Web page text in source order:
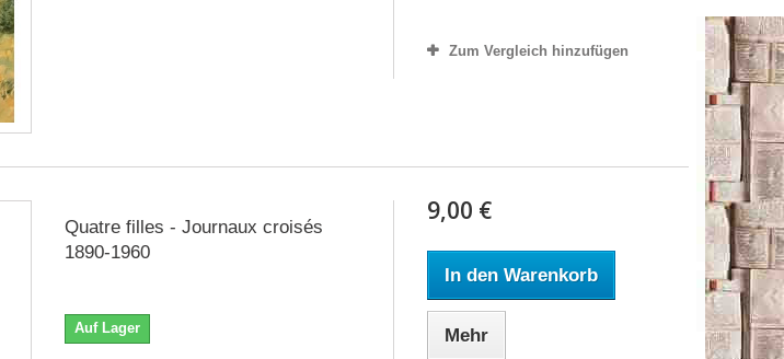
Zum Vergleich hinzufügen
Quatre filles - Journaux croisés
1890-1960
Auf Lager
9,00 €
In den Warenkorb
Mehr